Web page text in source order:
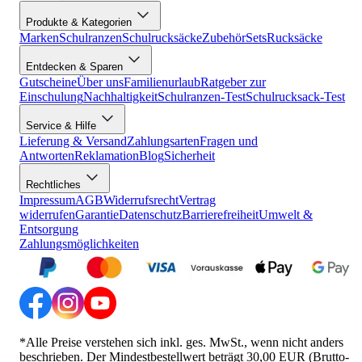
Produkte & Kategorien
MarkenSchulranzenSchulrucksäckeZubehörSetsRucksäcke
Entdecken & Sparen
GutscheineÜber unsFamilienurlaubRatgeber zur
EinschulungNachhaltigkeitSchulranzen-TestSchulrucksack-Test
Service & Hilfe
Lieferung & VersandZahlungsartenFragen und
AntwortenReklamationBlogSicherheit
Rechtliches
ImpressumAGBWiderrufsrechtVertrag
widerrufenGarantieDatenschutzBarrierefreiheitUmwelt &
Entsorgung
Zahlungsmöglichkeiten
*Alle Preise verstehen sich inkl. ges. MwSt., wenn nicht anders
beschrieben. Der Mindestbestellwert beträgt 30,00 EUR (Brutto-